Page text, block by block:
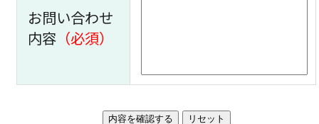
お問い合わせ
内容 （必須）